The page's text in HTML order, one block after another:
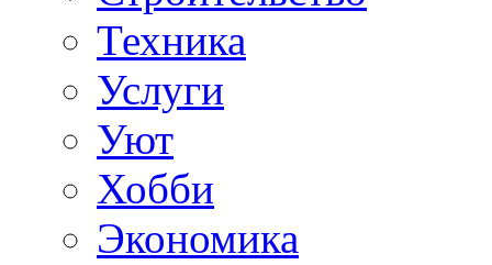
Техника
Услуги
Уют
Хобби
Экономика